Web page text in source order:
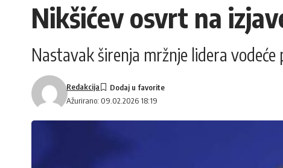
Nikšićev osvrt na
Nastavak širenja mržnje lidera
Ažurirano: 09.02.2026 18:19
Redakcija